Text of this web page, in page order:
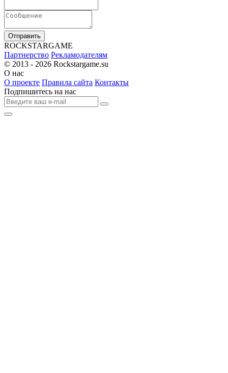
Отправить
ROCKSTARGAME
Партнерство Рекламодателям
© 2013 - 2026 Rockstargame.su
О нас
О проекте Правила сайта Контакты
Подпишитесь на нас